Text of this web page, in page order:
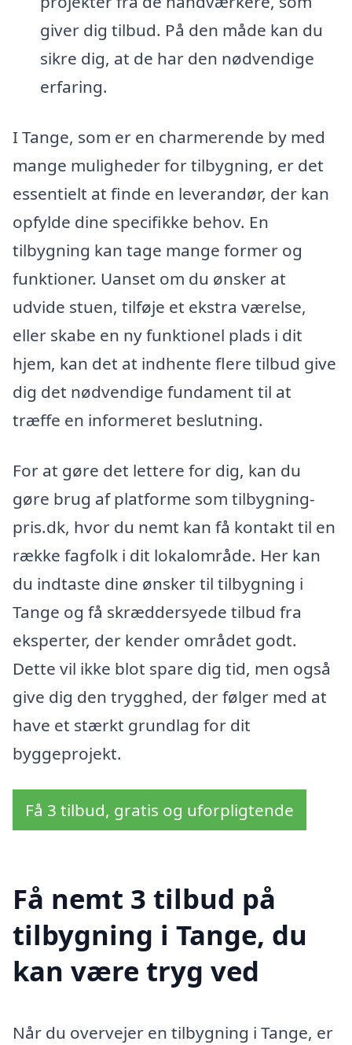
giver dig tilbud. På den måde kan du
sikre dig, at de har den nødvendige
erfaring.
I Tange, som er en charmerende by med
mange muligheder for tilbygning, er det
essentielt at finde en leverandør, der kan
opfylde dine specifikke behov. En
tilbygning kan tage mange former og
funktioner. Uanset om du ønsker at
udvide stuen, tilføje et ekstra værelse,
eller skabe en ny funktionel plads i dit
hjem, kan det at indhente flere tilbud give
dig det nødvendige fundament til at
træffe en informeret beslutning.
For at gøre det lettere for dig, kan du
gøre brug af platforme som tilbygning-
pris.dk, hvor du nemt kan få kontakt til en
række fagfolk i dit lokalområde. Her kan
du indtaste dine ønsker til tilbygning i
Tange og få skræddersyede tilbud fra
eksperter, der kender området godt.
Dette vil ikke blot spare dig tid, men også
give dig den trygghed, der følger med at
have et stærkt grundlag for dit
byggeprojekt.
Få 3 tilbud, gratis og uforpligtende
Få nemt 3 tilbud på
tilbygning i Tange, du
kan være tryg ved
Når du overvejer en tilbygning i Tange, er